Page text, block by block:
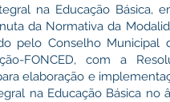
na Educação Básica,
da Normativa da
pelo Conselho
FONCED, com a
elaboração e
na Educação Básica